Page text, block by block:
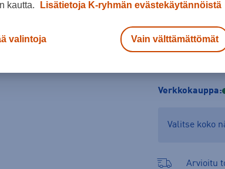
Tarkista
Verkkokauppa:
Valitse koko
Arvioitu
kautta.
Lisätietoja K-ryhmän evästekäytännöistä
valintoja Vain välttämättömät